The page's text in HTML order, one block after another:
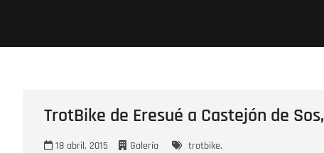
TrotBike de Eresué a Castejón de
18 abril, 2015 Galería trotbike.